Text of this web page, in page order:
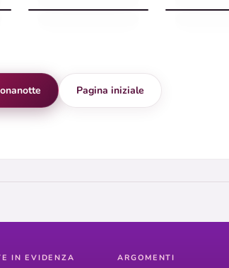
Pagina iniziale
IN EVIDENZA ARGOMENTI